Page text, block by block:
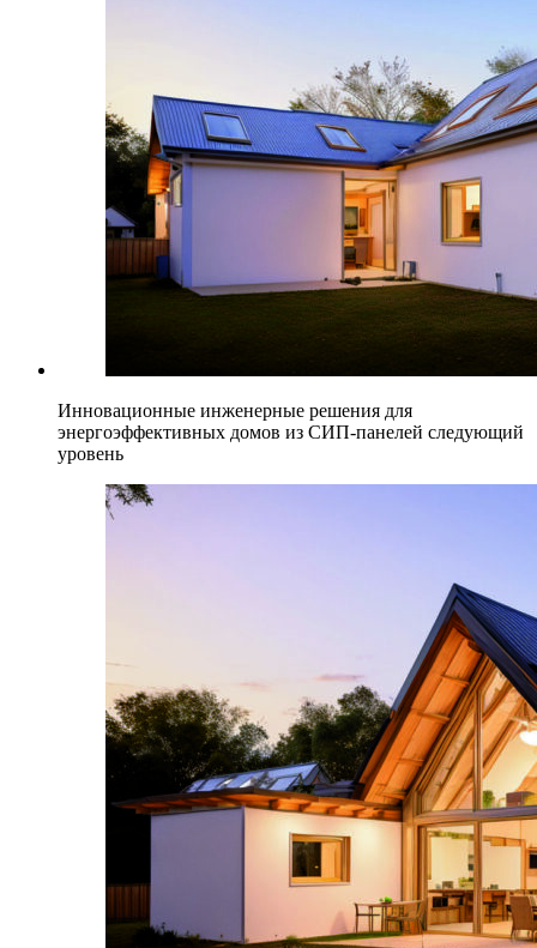
Инновационные инженерные решения для
энергоэффективных домов из СИП-панелей следующий
уровень